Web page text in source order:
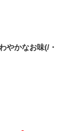
やかなお味(/・